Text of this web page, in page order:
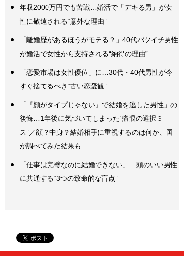
年収2000万円でも苦戦…婚活で「デキる男」が女
性に敬遠される“意外な理由”
「離婚歴があるほうがモテる？」40代バツイチ男性
が婚活で女性から支持される“納得の理由”
「恋愛市場は女性優位」に…30代・40代男性が今
すぐ捨てるべき“古い恋愛観”
「『顔がタイプじゃない』で結婚を逃した男性」の
後悔…1年後に気づいてしまった“痛恨の選択ミ
ス”／顔？中身？結婚相手に重視するのは何か、国
が調べてみた結果も
「仕事は完璧なのに結婚できない」…頭のいい男性
に共通する“3つの致命的な盲点”